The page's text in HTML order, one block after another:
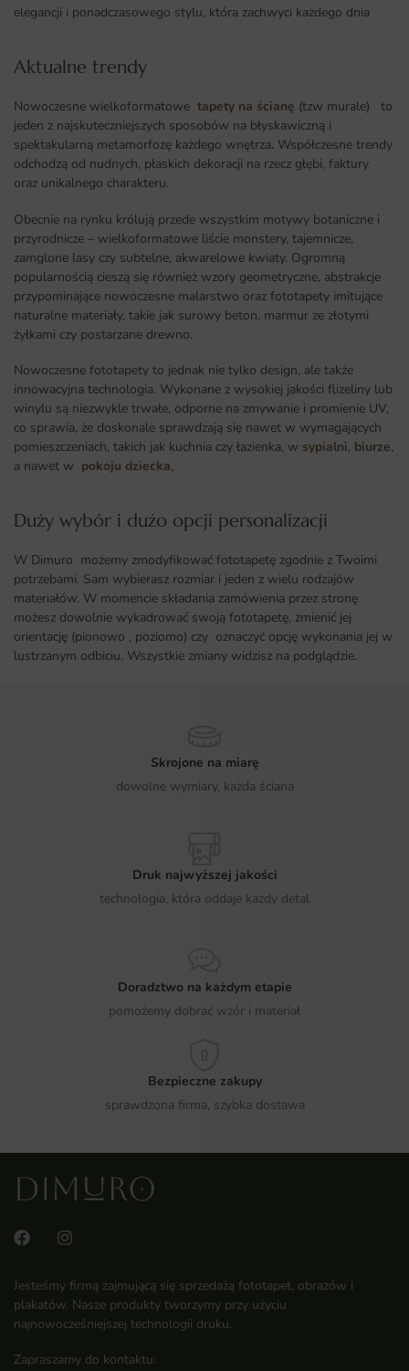
elegancji i ponadczasowego stylu, która zachwyci każdego dnia
Aktualne trendy​
Nowoczesne wielkoformatowe tapety na ścianę (tzw murale) to
jeden z najskuteczniejszych sposobów na błyskawiczną i
spektakularną metamorfozę każdego wnętrza. Współczesne trendy
odchodzą od nudnych, płaskich dekoracji na rzecz głębi, faktury
oraz unikalnego charakteru.
Obecnie na rynku królują przede wszystkim motywy botaniczne i
przyrodnicze – wielkoformatowe liście monstery, tajemnicze,
zamglone lasy czy subtelne, akwarelowe kwiaty. Ogromną
popularnością cieszą się również wzory geometryczne, abstrakcje
przypominające nowoczesne malarstwo oraz fototapety imitujące
naturalne materiały, takie jak surowy beton, marmur ze złotymi
żyłkami czy postarzane drewno.
Nowoczesne fototapety to jednak nie tylko design, ale także
innowacyjna technologia. Wykonane z wysokiej jakości flizeliny lub
winylu są niezwykle trwałe, odporne na zmywanie i promienie UV,
co sprawia, że doskonale sprawdzają się nawet w wymagających
pomieszczeniach, takich jak kuchnia czy łazienka, w sypialni, biurze,
a nawet w pokoju dziecka,
Duży wybór i dużo opcji personalizacji ​
W Dimuro możemy zmodyfikować fototapetę zgodnie z Twoimi
potrzebami. Sam wybierasz rozmiar i jeden z wielu rodzajów
materiałów. W momencie składania zamówienia przez stronę
możesz dowolnie wykadrować swoją fototapetę, zmienić jej
orientację (pionowo , poziomo) czy oznaczyć opcję wykonania jej w
lustrzanym odbiciu. Wszystkie zmiany widzisz na podglądzie.
Skrojone na miarę
dowolne wymiary, każda ściana
Druk najwyższej jakości
technologia, która oddaje każdy detal
Doradztwo na każdym etapie
pomożemy dobrać wzór i materiał
Bezpieczne zakupy
sprawdzona firma, szybka dostawa
Jesteśmy firmą zajmującą się sprzedażą fototapet, obrazów i
plakatów. Nasze produkty tworzymy przy użyciu
najnowocześniejszej technologii druku.
Zapraszamy do kontaktu: